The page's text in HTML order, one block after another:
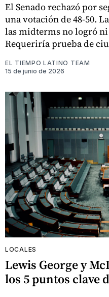
El Senado rechazó por
una votación de 48-50.
las midterms no logró
Requeriría prueba de
EL TIEMPO LATINO TEAM
15 de junio de 2026
LOCALES
Lewis George y
los 5 puntos clave